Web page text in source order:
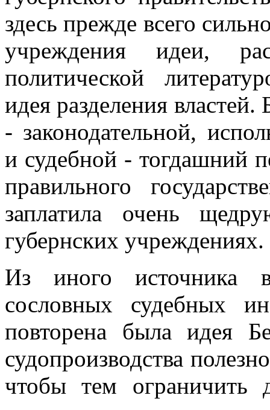
здесь прежде всего
учреждения идеи,
политической
идея разделения властей.
- законодательной,
и судебной - тогдашний
правильного
заплатила очень
губернских учреждениях.
Из иного источника
сословных судебных
повторена была идея
судопроизводства
чтобы тем ограничить